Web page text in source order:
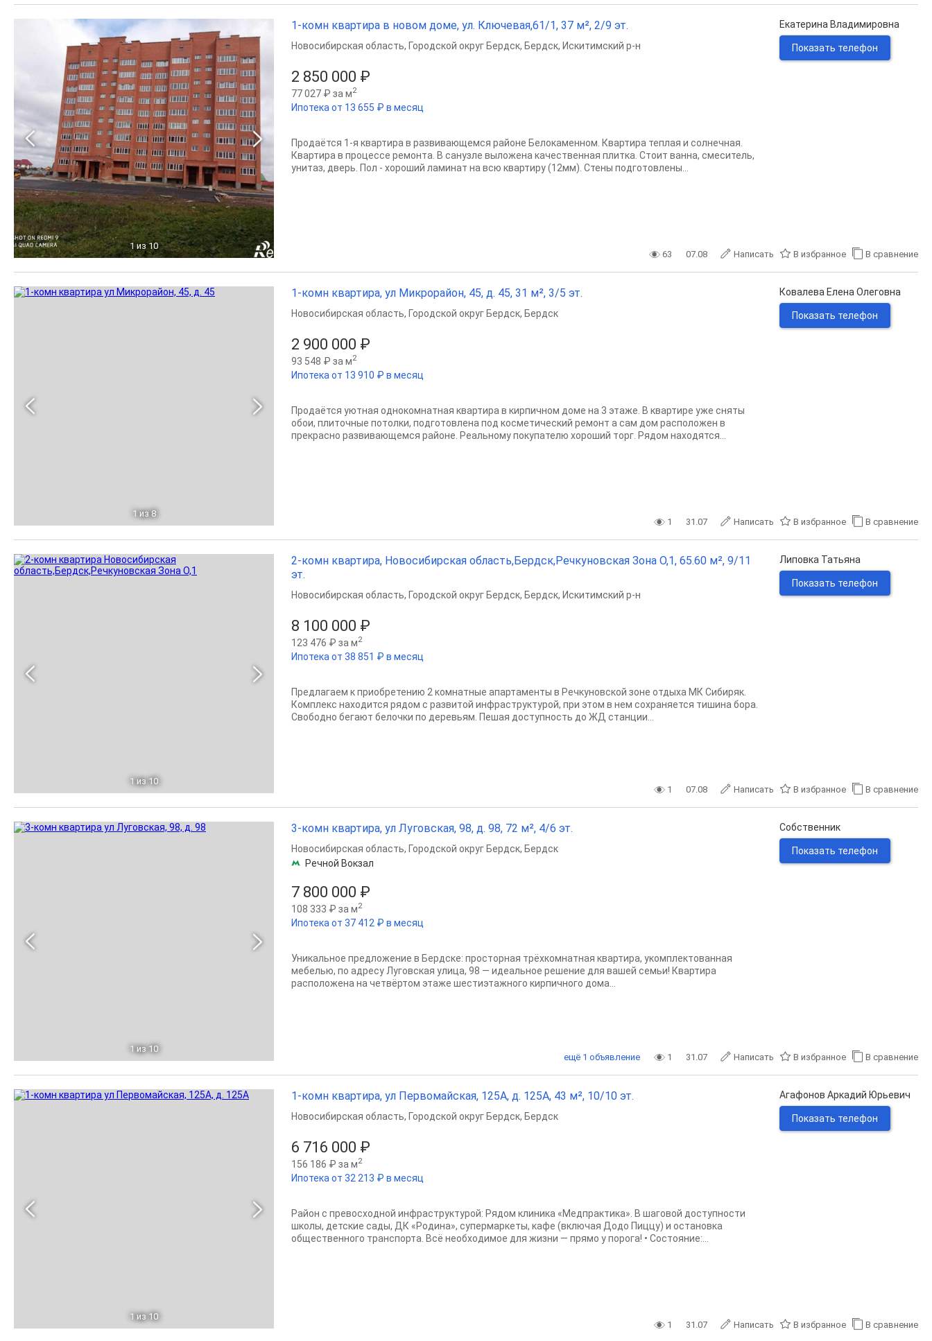
1 из 10
1-комн квартира в новом доме, ул. Ключевая,61/1, 37 м², 2/9 эт.
2 850 000 ₽
77 027 ₽ за м2
Ипотека от 13 655 ₽ в месяц
Новосибирская область, Городской округ Бердск, Бердск, Искитимский р-н
Продаётся 1-я квартира в развивающемся районе Белокаменном. Квартира теплая и солнечная.
Квартира в процессе ремонта. В санузле выложена качественная плитка. Стоит ванна, смеситель,
унитаз, дверь. Пол - хороший ламинат на всю квартиру (12мм). Стены подготовлены...
Екатерина Владимировна
Показать телефон
63 07.08 Написать В избранное В сравнение
1 из 8
1-комн квартира, ул Микрорайон, 45, д. 45, 31 м², 3/5 эт.
2 900 000 ₽
93 548 ₽ за м2
Ипотека от 13 910 ₽ в месяц
Новосибирская область, Городской округ Бердск, Бердск
Продаётся уютная однокомнатная квартира в кирпичном доме на 3 этаже. В квартире уже сняты
обои, плиточные потолки, подготовлена под косметический ремонт а сам дом расположен в
прекрасно развивающемся районе. Реальному покупателю хороший торг. Рядом находятся...
Ковалева Елена Олеговна
Показать телефон
1 31.07 Написать В избранное В сравнение
1 из 10
2-комн квартира, Новосибирская область,Бердск,Речкуновская Зона О,1, 65.60 м², 9/11
эт.
8 100 000 ₽
123 476 ₽ за м2
Ипотека от 38 851 ₽ в месяц
Новосибирская область, Городской округ Бердск, Бердск, Искитимский р-н
Предлагаем к приобретению 2 комнатные апартаменты в Речкуновской зоне отдыха МК Сибиряк.
Комплекс находится рядом с развитой инфраструктурой, при этом в нем сохраняется тишина бора.
Свободно бегают белочки по деревьям. Пешая доступность до ЖД станции...
Липовка Татьяна
Показать телефон
1 07.08 Написать В избранное В сравнение
1 из 10
3-комн квартира, ул Луговская, 98, д. 98, 72 м², 4/6 эт.
7 800 000 ₽
108 333 ₽ за м2
Ипотека от 37 412 ₽ в месяц
Новосибирская область, Городской округ Бердск, Бердск
Речной Вокзал
Уникальное предложение в Бердске: просторная трёхкомнатная квартира, укомплектованная
мебелью, по адресу Луговская улица, 98 — идеальное решение для вашей семьи! Квартира
расположена на четвёртом этаже шестиэтажного кирпичного дома...
Собственник
Показать телефон
1 31.07 Написать В избранное В сравнение
ещё 1 объявление
1 из 10
1-комн квартира, ул Первомайская, 125А, д. 125А, 43 м², 10/10 эт.
6 716 000 ₽
156 186 ₽ за м2
Ипотека от 32 213 ₽ в месяц
Новосибирская область, Городской округ Бердск, Бердск
Район с превосходной инфраструктурой: Рядом клиника «Медпрактика». В шаговой доступности
школы, детские сады, ДК «Родина», супермаркеты, кафе (включая Додо Пиццу) и остановка
общественного транспорта. Всё необходимое для жизни — прямо у порога! • Состояние:...
Агафонов Аркадий Юрьевич
Показать телефон
1 31.07 Написать В избранное В сравнение